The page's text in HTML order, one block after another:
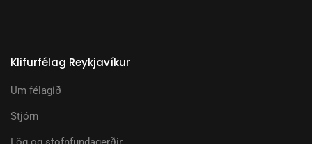
Klifurfélag Reykjavíkur
Um félagið
Stjórn